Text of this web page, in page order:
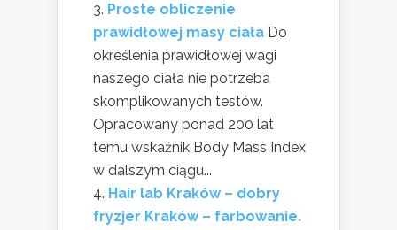
Proste obliczenie
prawidłowej masy ciała Do
określenia prawidłowej wagi
naszego ciała nie potrzeba
skomplikowanych testów.
Opracowany ponad 200 lat
temu wskaźnik Body Mass Index
w dalszym ciągu...
Hair lab Kraków – dobry
fryzjer Kraków – farbowanie.